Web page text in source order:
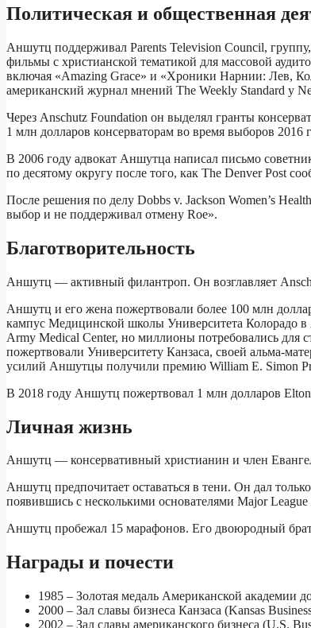
Политическая и общественная
Аншутц поддерживал Parents Television Council,
фильмы с христианской тематикой для массовой
включая «Amazing Grace» и «Хроники Нарнии: Лев,
американский журнал мнений The Weekly Standard у
Через Anschutz Foundation он выделял гранты
1 млн долларов консерваторам во время выборов
В 2006 году адвокат Аншутца написал письмо
по десятому округу после того, как The Denver Post
После решения по делу Dobbs v. Jackson Women’s
выбор и не поддерживал отмену Roe».
Благотворительность
Аншутц — активный филантроп. Он возглавляет
Аншутц и его жена пожертвовали более 100 млн
кампус Медицинской школы Университета Колорадо в
Army Medical Center, но миллионы потребовались для
пожертвовали Университету Канзаса, своей альма-
усилий Аншутцы получили премию William E. Simon
В 2018 году Аншутц пожертвовал 1 млн долларов
Личная жизнь
Аншутц — консервативный христианин и член
Аншутц предпочитает оставаться в тени. Он дал
появившись с несколькими основателями Major
Аншутц пробежал 15 марафонов. Его двоюродный
Награды и почести
1985 – Золотая медаль Американской академии
2000 – Зал славы бизнеса Канзаса (Kansas
2002 – Зал славы американского бизнеса (U.S.